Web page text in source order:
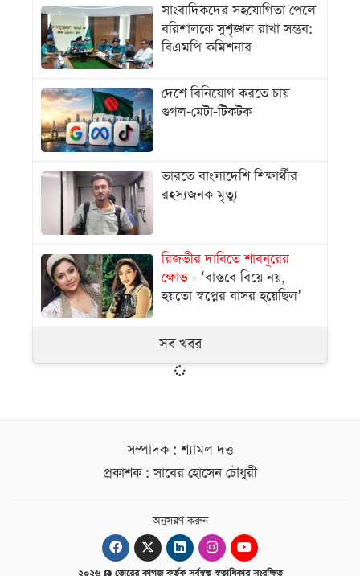
সাংবাদিকদের সহযোগিতা পেলে
বরিশালকে সুশৃঙ্খল রাখা সম্ভব:
বিএমপি কমিশনার
দেশে বিনিয়োগ করতে চায়
গুগল-মেটা-টিকটক
ভারতে বাংলাদেশি শিক্ষার্থীর
রহস্যজনক মৃত্যু
রিজভীর দাবিতে শাবনূরের
ক্ষোভ
‘বাস্তবে বিয়ে নয়,
হয়তো স্বপ্নের বাসর হয়েছিল’
সব খবর
সম্পাদক : শ্যামল দত্ত
প্রকাশক : সাবের হোসেন চৌধুরী
অনুসরণ করুন